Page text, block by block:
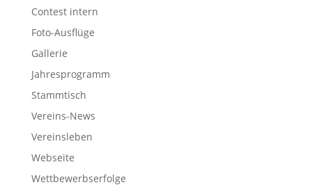
Contest intern
Foto-Ausflüge
Gallerie
Jahresprogramm
Stammtisch
Vereins-News
Vereinsleben
Webseite
Wettbewerbserfolge